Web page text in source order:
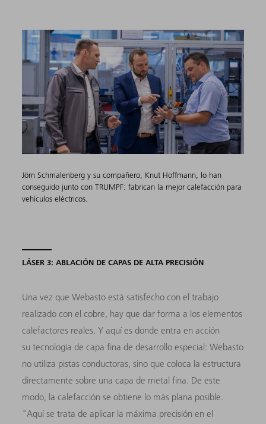
Jörn Schmalenberg y su compañero, Knut Hoffmann, lo han
conseguido junto con TRUMPF: fabrican la mejor calefacción para
vehículos eléctricos.
LÁSER 3: ABLACIÓN DE CAPAS DE ALTA PRECISIÓN
Una vez que Webasto está satisfecho con el trabajo
realizado con el cobre, hay que dar forma a los elementos
calefactores reales. Y aquí es donde entra en acción
su tecnología de capa fina de desarrollo especial: Webasto
no utiliza pistas conductoras, sino que coloca la estructura
directamente sobre una capa de metal fina. De este
modo, la calefacción se obtiene lo más plana posible.
"Aquí se trata de aplicar la máxima precisión en el